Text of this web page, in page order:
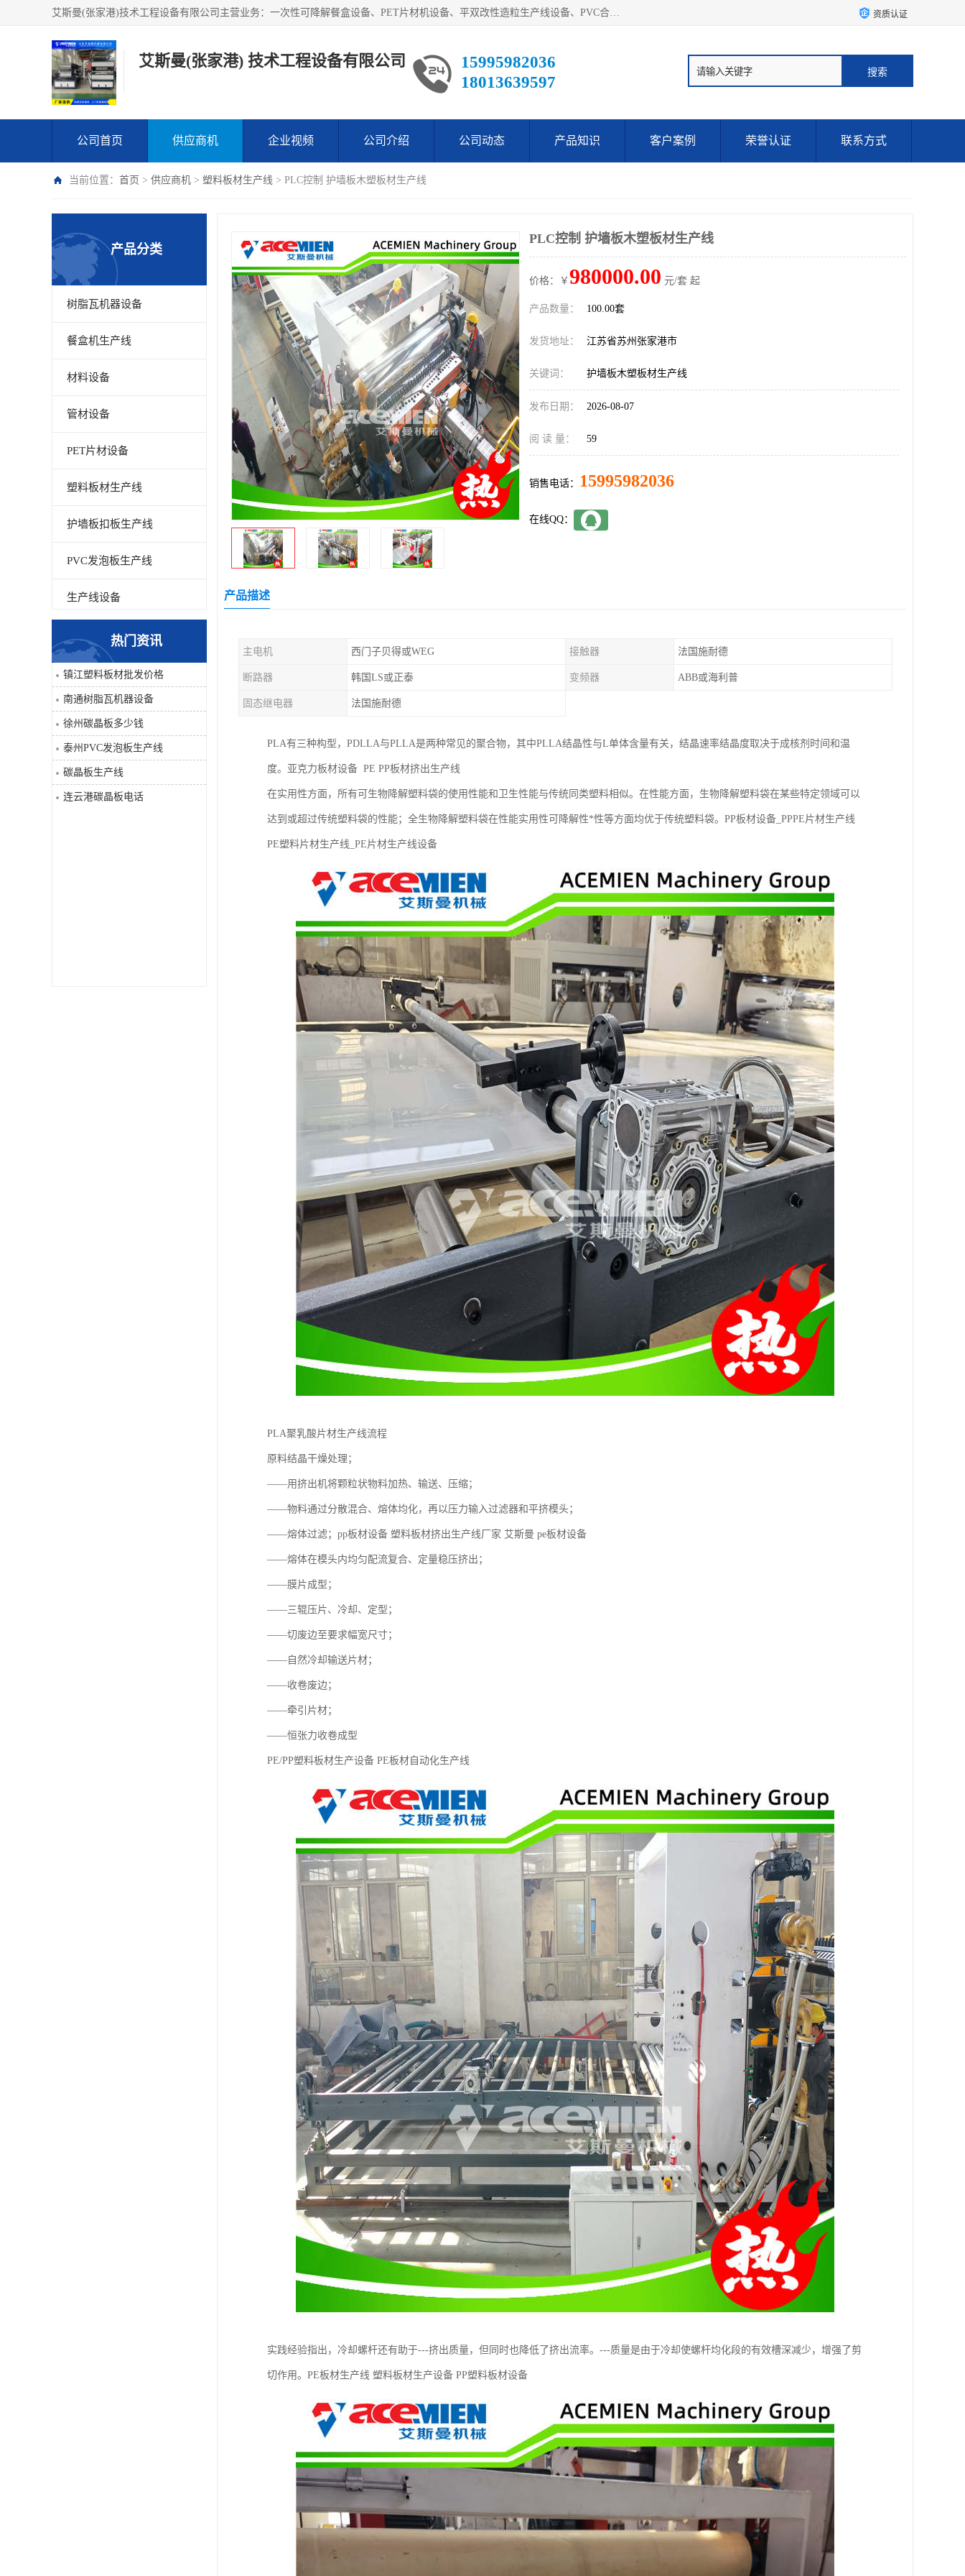
艾斯曼(张家港)技术工程设备有限公司主营业务：一次性可降解餐盒设备、PET片材机设备、平双改性造粒生产线设备、PVC合成树脂瓦设备、PP中空建筑模板设备、PVC管材设备等。成立至今，在国内我们的产品已经销售到全国所有省份，拥有多家客户，在国外产品出口到五十多个国家和地区。 资质认证
艾斯曼(张家港) 技术工程设备有限公司
15995982036
18013639597
公司首页 供应商机 企业视频 公司介绍 公司动态 产品知识 客户案例 荣誉认证 联系方式
当前位置： 首页 > 供应商机 > 塑料板材生产线 > PLC控制 护墙板木塑板材生产线
产品分类
树脂瓦机器设备
餐盒机生产线
材料设备
管材设备
PET片材设备
塑料板材生产线
护墙板扣板生产线
PVC发泡板生产线
生产线设备
碳晶板生产线
PVC仿大理石板生产线
热门资讯
镇江塑料板材批发价格
南通树脂瓦机器设备
徐州碳晶板多少钱
泰州PVC发泡板生产线
碳晶板生产线
连云港碳晶板电话
PLC控制 护墙板木塑板材生产线
价格：￥ 980000.00 元/套 起
产品数量： 100.00套
发货地址： 江苏省苏州张家港市
关键词： 护墙板木塑板材生产线
发布日期： 2026-08-07
阅 读 量： 59
销售电话： 15995982036
在线QQ：
产品描述
主电机 西门子贝得或WEG 接触器 法国施耐德
断路器 韩国LS或正泰 变频器 ABB或海利普
固态继电器 法国施耐德
PLA有三种构型，PDLLA与PLLA是两种常见的聚合物，其中PLLA结晶性与L单体含量有关，结晶速率结晶度取决于成核剂时间和温
度。亚克力板材设备 PE PP板材挤出生产线
在实用性方面，所有可生物降解塑料袋的使用性能和卫生性能与传统同类塑料相似。在性能方面，生物降解塑料袋在某些特定领域可以
达到或超过传统塑料袋的性能；全生物降解塑料袋在性能实用性可降解性*性等方面均优于传统塑料袋。PP板材设备_PPPE片材生产线
PE塑料片材生产线_PE片材生产线设备
PLA聚乳酸片材生产线流程
原料结晶干燥处理；
——用挤出机将颗粒状物料加热、输送、压缩；
——物料通过分散混合、熔体均化，再以压力输入过滤器和平挤模头；
——熔体过滤；pp板材设备 塑料板材挤出生产线厂家 艾斯曼 pe板材设备
——熔体在模头内均匀配流复合、定量稳压挤出；
——膜片成型；
——三辊压片、冷却、定型；
——切废边至要求幅宽尺寸；
——自然冷却输送片材；
——收卷废边；
——牵引片材；
——恒张力收卷成型
PE/PP塑料板材生产设备 PE板材自动化生产线
实践经验指出，冷却螺杆还有助于---挤出质量，但同时也降低了挤出流率。---质量是由于冷却使螺杆均化段的有效槽深减少，增强了剪
切作用。PE板材生产线 塑料板材生产设备 PP塑料板材设备